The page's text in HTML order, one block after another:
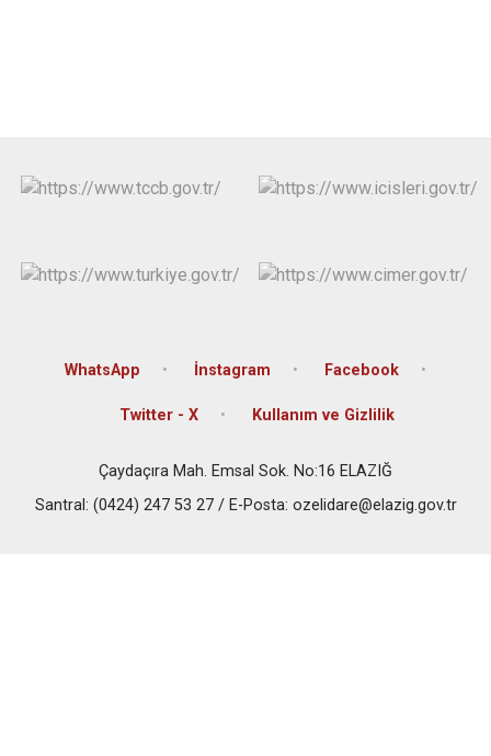
WhatsApp İnstagram Facebook
Twitter - X Kullanım ve Gizlilik
Çaydaçıra Mah. Emsal Sok. No:16 ELAZIĞ
Santral: (0424) 247 53 27 / E-Posta: ozelidare@elazig.gov.tr